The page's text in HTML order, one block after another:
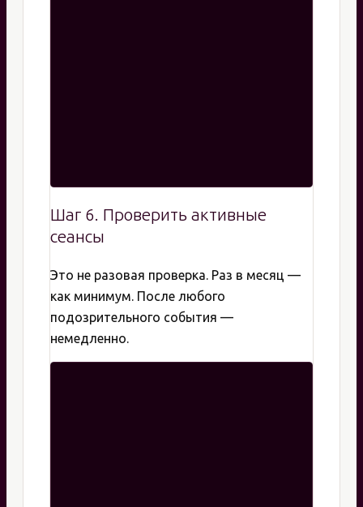
Шаг 6. Проверить активные
сеансы
Это не разовая проверка. Раз в месяц —
как минимум. После любого
подозрительного события —
немедленно.